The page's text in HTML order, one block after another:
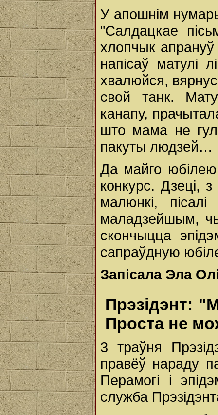
У апошнім
"Салдацкае
хлопчык апрануў
напісаў
хвалюйся,
свой танк.
канапу,
што мама не
пакуты людзей…
Да майго юбілею
конкурс. Дзеці,
малюнкі,
маладзейшым,
скончыцца
сапраўдную
Запісала Эла
Прэзідэнт:
Проста не
3 траўня
правёў нараду
Перамогі і
служба